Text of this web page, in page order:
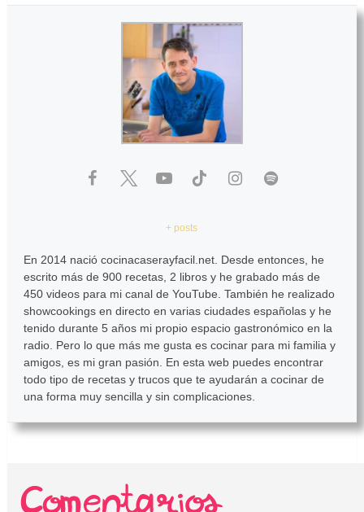
+ posts
En 2014 nació cocinacaserayfacil.net. Desde entonces, he
escrito más de 900 recetas, 2 libros y he grabado más de
450 videos para mi canal de YouTube. También he realizado
showcookings en directo en varias ciudades españolas y he
tenido durante 5 años mi propio espacio gastronómico en la
radio. Pero lo que más me gusta es cocinar para mi familia y
amigos, es mi gran pasión. En esta web puedes encontrar
todo tipo de recetas y trucos que te ayudarán a cocinar de
una forma muy sencilla y sin complicaciones.